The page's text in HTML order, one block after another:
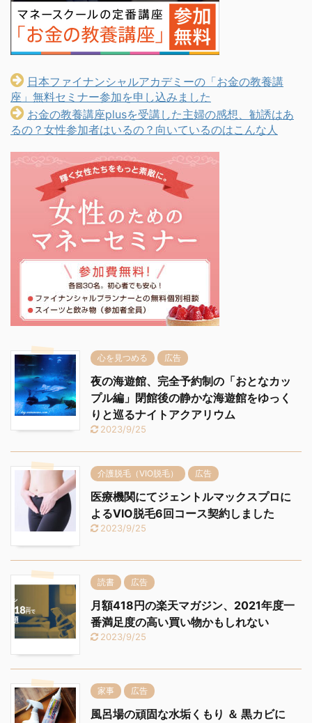
日本ファイナンシャルアカデミーの「お金の教養講
座」無料セミナー参加を申し込みました
お金の教養講座plusを受講した主婦の感想、勧誘はあ
るの？女性参加者はいるの？向いているのはこんな人
心を見つめる 広告
夜の海遊館、完全予約制の「おとなカッ
プル編」閉館後の静かな海遊館をゆっく
りと巡るナイトアクアリウム
2023/9/25
介護脱毛（VIO脱毛） 広告
医療機関にてジェントルマックスプロに
よるVIO脱毛6回コース契約しました
2023/9/25
読書 広告
月額418円の楽天マガジン、2021年度一
番満足度の高い買い物かもしれない
2023/9/25
家事 広告
風呂場の頑固な水垢くもり ＆ 黒カビに